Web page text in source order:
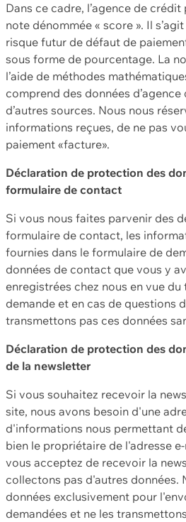
Dans ce cadre, l’agence de
note dénommée « score ». Il
risque futur de défaut de
sous forme de pourcentage. La
l’aide de méthodes
comprend des données
d’autres sources. Nous nous
informations reçues, de ne pas
paiement «facture».
Déclaration de protection des
formulaire de contact
Si vous nous faites parvenir des
formulaire de contact, les
fournies dans le formulaire de
données de contact que vous y
enregistrées chez nous en vue
demande et en cas de questions
transmettons pas ces données
Déclaration de protection des
de la newsletter
Si vous souhaitez recevoir la
site, nous avons besoin d'une
d'informations nous permettant
bien le propriétaire de l'adresse
vous acceptez de recevoir la
collectons pas d'autres données.
données exclusivement pour
demandées et ne les